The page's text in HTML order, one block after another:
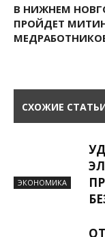
В НИЖНЕМ
ПРОЙДЕТ
СХОЖИЕ
ЭКОНОМИКА